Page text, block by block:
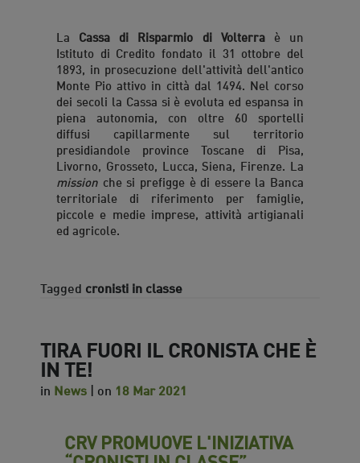
La Cassa di Risparmio di Volterraè un
Istituto di Credito fondato il 31 ottobre del
1893, in prosecuzione dell'attività dell'antico
Monte Pio attivo in città dal 1494. Nel corso
dei secoli la Cassa si è evoluta ed espansa in
piena autonomia, con oltre 60 sportelli
diffusi capillarmente sul territorio
presidiandole province Toscane di Pisa,
Livorno, Grosseto, Lucca, Siena, Firenze. La
mission che si prefigge è di essere la Banca
territoriale di riferimento per famiglie,
piccole e medie imprese, attività artigianali
ed agricole.
Tagged cronisti in classe
TIRA FUORI IL CRONISTA CHE È
IN TE!
in News | on 18 Mar 2021
CRV PROMUOVE L'INIZIATIVA